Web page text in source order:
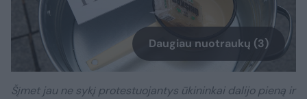
Daugiau nuotraukų (3)
Šįmet jau ne sykį protestuojantys ūkininkai dalijo pieną ir